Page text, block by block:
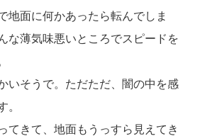
地面に何かあったら転んでしま
な薄気味悪いところでスピードを
いそうで。ただただ、闇の中を感
。
てきて、地面もうっすら見えてき